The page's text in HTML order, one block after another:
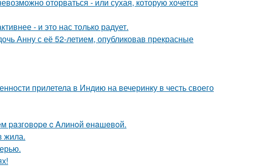
- и это нас только радует.
Анну с её 52-летием, опубликовав прекрасные
прилетела в Индию на вечеринку в честь своего
paзгoвope c Aлинoй eнaшeвoй.
жила.